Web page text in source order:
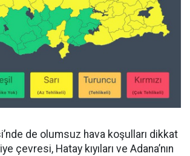
de olumsuz hava koşulları dikkat
çevresi, Hatay kıyıları ve Adana’nın